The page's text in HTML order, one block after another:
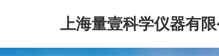
上海量壹科学仪器有